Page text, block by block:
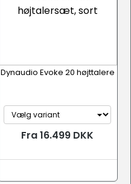
Dynaudio Evoke 20 højttalere
Fra 16.499 DKK